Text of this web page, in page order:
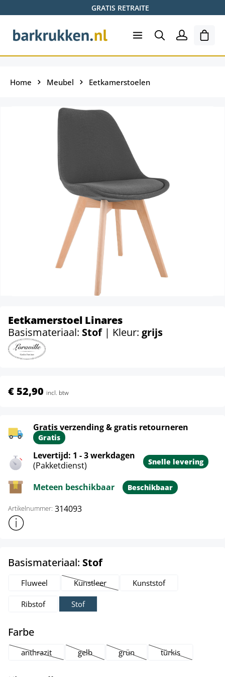
GRATIS RETRAITE
Home Meubel Eetkamerstoelen
Eetkamerstoel Linares
Basismateriaal: Stof | Kleur: grijs
€ 52,90 incl. btw
Gratis verzending & gratis retourneren
Gratis
Levertijd: 1 - 3 werkdagen
(Pakketdienst)
Snelle levering
Meteen beschikbaar Beschikbaar
Artikelnummer: 314093
Toon meer productinformatie
Basismateriaal: Stofselect
Fluweel Kunstleer
(Deze optie is momenteel niet beschikbaar.)
Kunststof
Ribstof Stof
Farbeselect
anthrazit
(Deze optie is momenteel niet beschikbaar.)
gelb
(Deze optie is momenteel niet beschikbaar.)
grün
(Deze optie is momenteel niet
türkis
(Deze optie is